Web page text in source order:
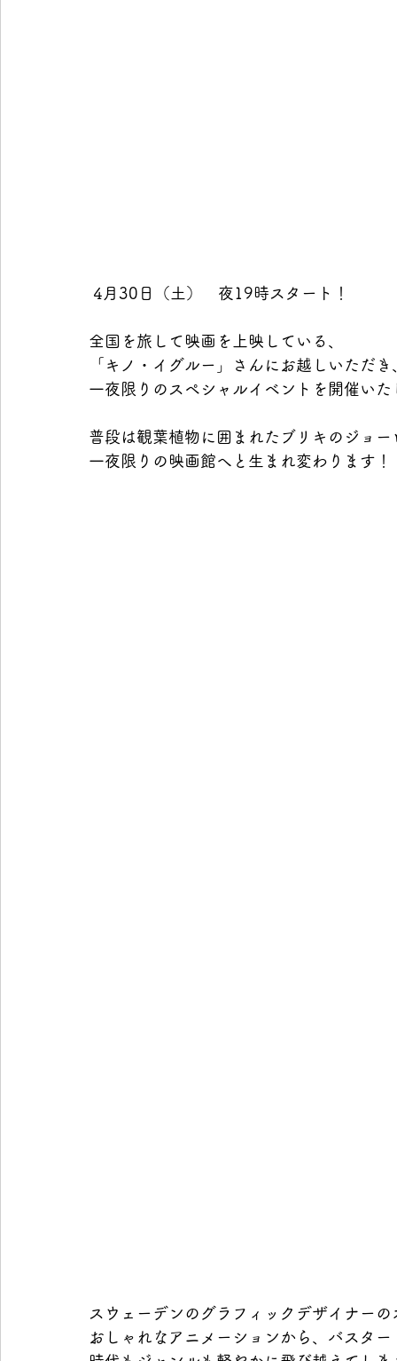
4月30日（土）　夜19時スタート！
全国を旅して映画を上映している、
「キノ・イグルー」さんにお越しいただき
一夜限りのスペシャルイベントを開催いた
普段は観葉植物に囲まれたブリキのジョー
一夜限りの映画館へと生まれ変わります！
スウェーデンのグラフィックデザイナー
おしゃれなアニメーションから、バスタ